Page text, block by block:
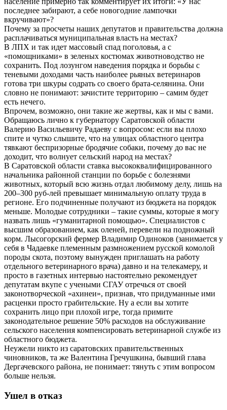
последнее забирают, а себе новогодние лампочки
вкручивают»?
Почему за просчеты наших депутатов и правительства должна
расплачиваться муниципальная власть на местах?
В ЛПХ и так идет массовый спад поголовья, а с
«помощниками» в зеленых костюмах животноводство не
сохранить. Под лозунгом наведения порядка и борьбы с
теневыми доходами часть наиболее рьяных ветеринаров
готова три шкуры содрать со своего брата-селянина. Они
словно не понимают: зачистите территорию – самим будет
есть нечего.
Впрочем, возможно, они такие же жертвы, как и мы с вами.
Обращаюсь лично к губернатору Саратовской области
Валерию Васильевичу Радаеву с вопросом: если вы плохо
спите и чутко слышите, что на улицах областного центра
тявкают беспризорные бродячие собаки, почему до вас не
доходит, что волнует сельский народ на местах?
В Саратовской области ставка высококвалифицированного
начальника районной станции по борьбе с болезнями
животных, который всю жизнь отдал любимому делу, лишь на
200–300 руб-лей превышает минимальную оплату труда в
регионе. Его подчиненные получают из бюджета на порядок
меньше. Молодые сотрудники – такие суммы, которые я могу
назвать лишь «гуманитарной помощью». Специалистов с
высшим образованием, как оленей, перевели на подножный
корм. Лысогорский фермер Владимир Одиноков (занимается у
себя в Чадаевке племенным размножением русской комолой
породы скота, поэтому вынужден приглашать на работу
отдельного ветеринарного врача) давно и на телекамеру, и
просто в газетных интервью настоятельно рекомендует
депутатам вкупе с учеными СГАУ отречься от своей
законотворческой «ахинеи», признав, что придуманные ими
расценки просто грабительские. Ну а если вы хотите
сохранить лицо при плохой игре, тогда примите
законодательное решение 50% расходов на обслуживание
сельского населения компенсировать ветеринарной службе из
областного бюджета.
Неужели никто из саратовских правительственных
чиновников, та же Валентина Гречушкина, бывший глава
Дергачевского района, не понимает: тянуть с этим вопросом
больше нельзя.
Ушел в отказ